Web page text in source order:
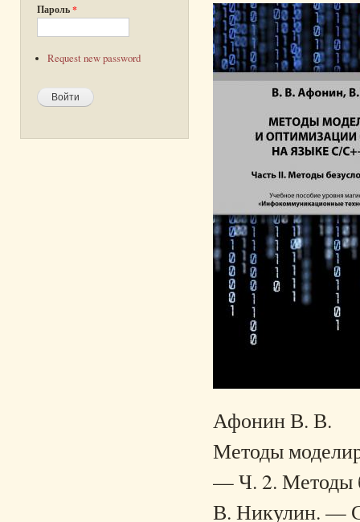
Пароль*
Request new password
Афонин В. В.
Методы
— Ч. 2. Методы
В. Никулин. —